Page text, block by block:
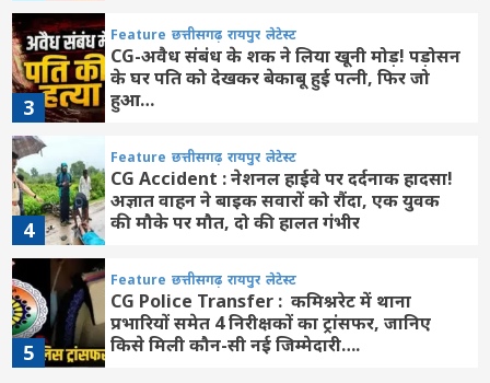
3
Feature छत्तीसगढ़ रायपुर लेटेस्ट
CG-अवैध संबंध के शक ने लिया खूनी मोड़! पड़ोसन
के घर पति को देखकर बेकाबू हुई पत्नी, फिर जो
हुआ…
4
Feature छत्तीसगढ़ रायपुर लेटेस्ट
CG Accident : नेशनल हाईवे पर दर्दनाक हादसा!
अज्ञात वाहन ने बाइक सवारों को रौंदा, एक युवक
की मौके पर मौत, दो की हालत गंभीर
5
Feature छत्तीसगढ़ रायपुर लेटेस्ट
CG Police Transfer : कमिश्नरेट में थाना
प्रभारियों समेत 4 निरीक्षकों का ट्रांसफर, जानिए
किसे मिली कौन-सी नई जिम्मेदारी….